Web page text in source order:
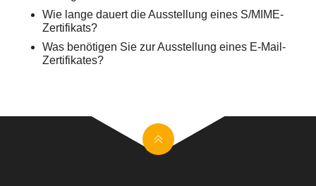
Wie lange dauert die Ausstellung eines S/MIME-
Zertifikats?
Was benötigen Sie zur Ausstellung eines E-Mail-
Zertifikates?